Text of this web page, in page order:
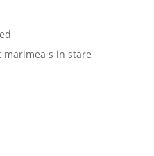
marimea s in stare